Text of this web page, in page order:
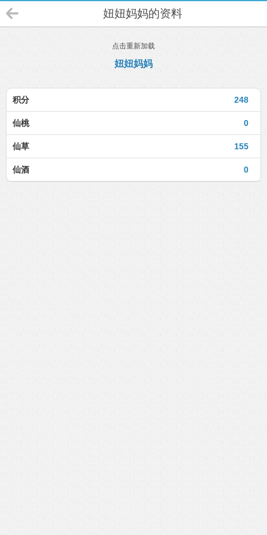
妞妞妈妈的资料
点击重新加载
妞妞妈妈
248
积分
0
仙桃
155
仙草
0
仙酒